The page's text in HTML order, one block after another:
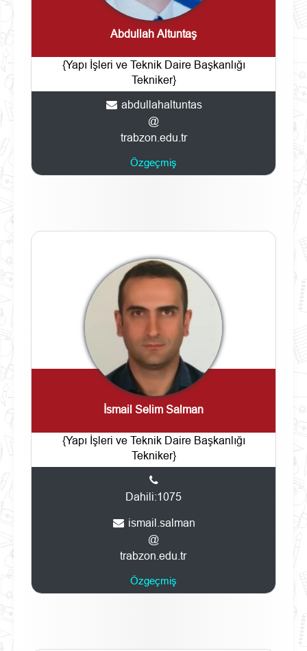
Abdullah Altuntaş
{Yapı İşleri ve Teknik Daire Başkanlığı
Tekniker}
abdullahaltuntas
@
trabzon.edu.tr
Özgeçmiş
İsmail Selim Salman
{Yapı İşleri ve Teknik Daire Başkanlığı
Tekniker}
Dahili:1075
ismail.salman
@
trabzon.edu.tr
Özgeçmiş